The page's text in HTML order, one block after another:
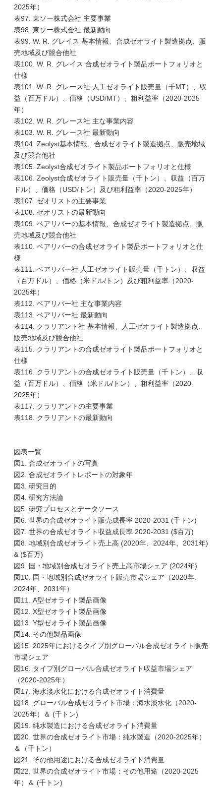
2025年）
表97. 東ソー株式会社 主要事業
表98. 東ソー株式会社 最新動向
表99. W. R. グレイス 基本情報、合成ゼオライト製造拠点、販
売地域及び競合他社
表100. W. R. グレイス 合成ゼオライト製品ポートフォリオと
仕様
表101. W. R. グレース社 人工ゼオライト販売量（千MT）、収
益（百万ドル）、価格（USD/MT）、粗利益率（2020-2025
年）
表102. W. R. グレース社 主な事業内容
表103. W. R. グレース社 最新動向
表104. Zeolyst基本情報、合成ゼオライト製造拠点、販売地域
及び競合他社
表105. Zeolyst合成ゼオライト製品ポートフォリオと仕様
表106. Zeolyst合成ゼオライト販売量（千トン）、収益（百万
ドル）、価格（USD/トン）及び粗利益率（2020-2025年）
表107. ゼオリストの主要事業
表108. ゼオリストの最新動向
表109. ベアリバーの基本情報、合成ゼオライト製造拠点、販
売地域及び競合他社
表110. ベアリバーの合成ゼオライト製品ポートフォリオと仕
様
表111. ベアリバー社 人工ゼオライト販売量（千トン）、収益
（百万ドル）、価格（米ドル/トン）及び粗利益率（2020-
2025年）
表112. ベアリバー社 主な事業内容
表113. ベアリバー社 最新動向
表114. クラリアント社 基本情報、人工ゼオライト製造拠点、
販売地域及び競合他社
表115. クラリアントの合成ゼオライト製品ポートフォリオと
仕様
表116. クラリアントの合成ゼオライト販売量（千トン）、収
益（百万ドル）、価格（米ドル/トン）、粗利益率（2020-
2025年）
表117. クラリアントの主要事業
表118. クラリアントの最新動向
図表一覧
図1. 合成ゼオライトの写真
図2. 合成ゼオライトレポートの対象年
図3. 研究目的
図4. 研究方法論
図5. 研究プロセスとデータソース
図6. 世界の合成ゼオライト販売成長率 2020-2031 (千トン)
図7. 世界の合成ゼオライト収益成長率 2020-2031 ($百万)
図8. 地域別合成ゼオライト売上高 (2020年、2024年、2031年)
& ($百万)
図9. 国・地域別合成ゼオライト売上高市場シェア (2024年)
図10. 国・地域別合成ゼオライト販売市場シェア（2020年、
2024年、2031年）
図11. A型ゼオライト製品画像
図12. X型ゼオライト製品画像
図13. Y型ゼオライト製品画像
図14. その他製品画像
図15. 2025年におけるタイプ別グローバル合成ゼオライト販売
市場シェア
図16. タイプ別グローバル合成ゼオライト収益市場シェア
（2020-2025年）
図17. 海水淡水化における合成ゼオライト消費量
図18. グローバル合成ゼオライト市場：海水淡水化（2020-
2025年）＆ (千トン)
図19. 純水製造における合成ゼオライト消費量
図20. 世界の合成ゼオライト市場：純水製造（2020-2025年）
＆（千トン）
図21. その他用途における合成ゼオライト消費量
図22. 世界の合成ゼオライト市場：その他用途（2020-2025
年）＆ (千トン)